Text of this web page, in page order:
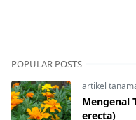
POPULAR POSTS
artikel
Mengenal
erecta)